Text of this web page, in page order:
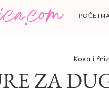
Kosa i
ZA